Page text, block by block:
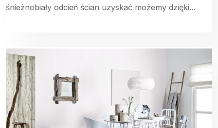
śnieżnobiały odcień ścian uzyskać możemy dzięki...